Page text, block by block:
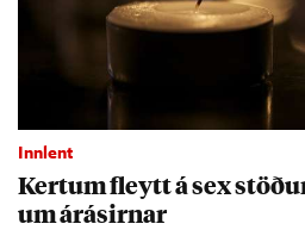
Innlent
Kert­um fleytt á sex
um árás­irn­ar